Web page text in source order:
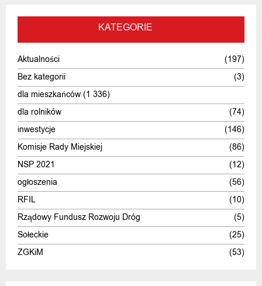
KATEGORIE
Aktualności
(197)
Bez kategorii
(3)
dla mieszkańców (1 336)
dla rolników
(74)
inwestycje
(146)
Komisje Rady Miejskiej
(86)
NSP 2021
(12)
ogłoszenia
(56)
RFIL
(10)
Rządowy Fundusz Rozwoju Dróg
(5)
Sołeckie
(25)
ZGKiM
(53)